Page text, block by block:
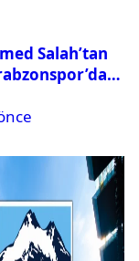
Salah’tan